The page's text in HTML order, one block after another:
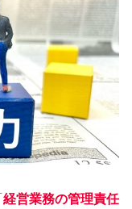
経営業務の管理責任